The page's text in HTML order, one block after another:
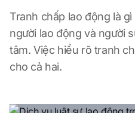
Tranh chấp lao động là
người lao động và người
tâm. Việc hiểu rõ tranh
cho cả hai.